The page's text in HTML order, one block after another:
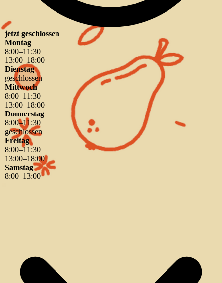
jetzt geschlossen
Montag
8:00–11 :30
13:00–18:00
Dienstag
geschlossen
Mittwoch
8:00–11 :30
13:00–18:00
Donnerstag
8:00–11 :30
geschlossen
Freitag
8:00–11 :30
13:00–18:00
Samstag
8:00–13:00